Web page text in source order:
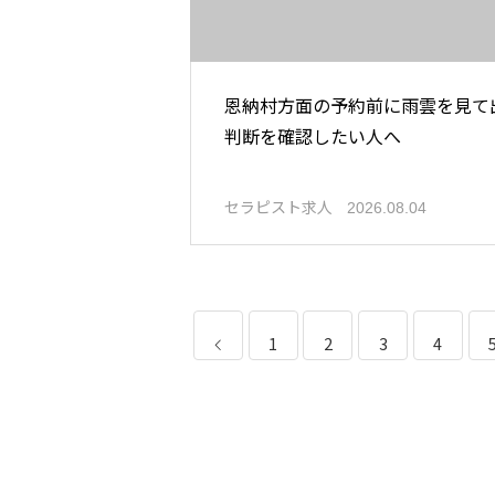
恩納村方面の予約前に雨雲を見て
判断を確認したい人へ
セラピスト求人 2026.08.04
1 2 3 4 5